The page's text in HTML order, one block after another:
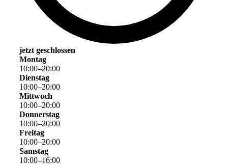
jetzt geschlossen
Montag
10:00–20:00
Dienstag
10:00–20:00
Mittwoch
10:00–20:00
Donnerstag
10:00–20:00
Freitag
10:00–20:00
Samstag
10:00–16:00